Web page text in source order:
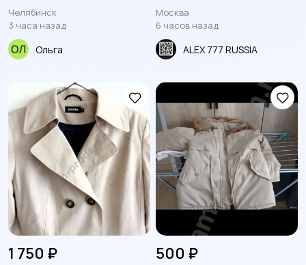
Челябинск
3 часа назад
Ольга
Москва
6 часов назад
ALEX 777 RUSSIA
1 750 ₽ 500 ₽